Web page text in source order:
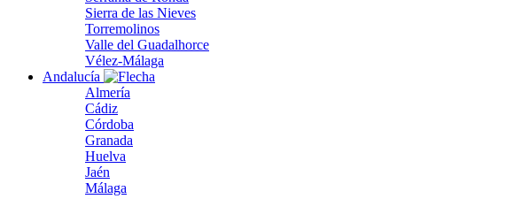
Sierra de las Nieves
Torremolinos
Valle del Guadalhorce
Vélez-Málaga
Andalucía
Almería
Cádiz
Córdoba
Granada
Huelva
Jaén
Málaga